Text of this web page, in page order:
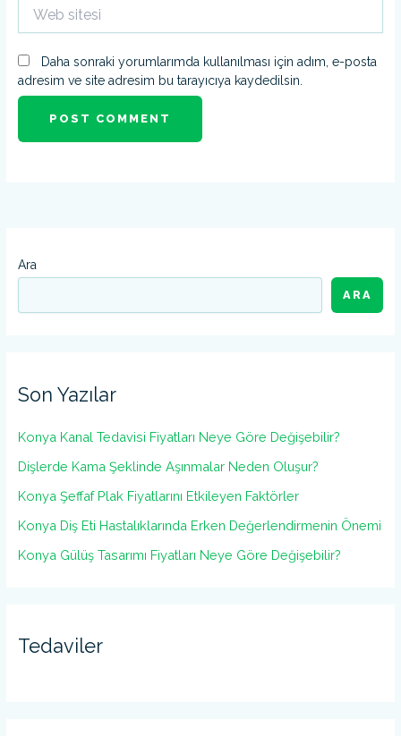
sitesi
Daha sonraki yorumlarımda kullanılması için adım, e-posta
adresim ve site adresim bu tarayıcıya kaydedilsin.
Ara
ARA
Son Yazılar
Konya Kanal Tedavisi Fiyatları Neye Göre Değişebilir?
Dişlerde Kama Şeklinde Aşınmalar Neden Oluşur?
Konya Şeffaf Plak Fiyatlarını Etkileyen Faktörler
Konya Diş Eti Hastalıklarında Erken Değerlendirmenin Önemi
Konya Gülüş Tasarımı Fiyatları Neye Göre Değişebilir?
Tedaviler